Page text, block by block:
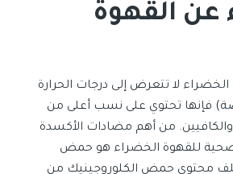
عن القهوة
الخضراء لا تتعرض إلى درجات الحرارة
فإنها تحتوي على نسب أعلى من
من أهم مضادات الأكسدة
صحية للقهوة الخضراء هو حمض
محتوى حمض الكلوروجينيك من